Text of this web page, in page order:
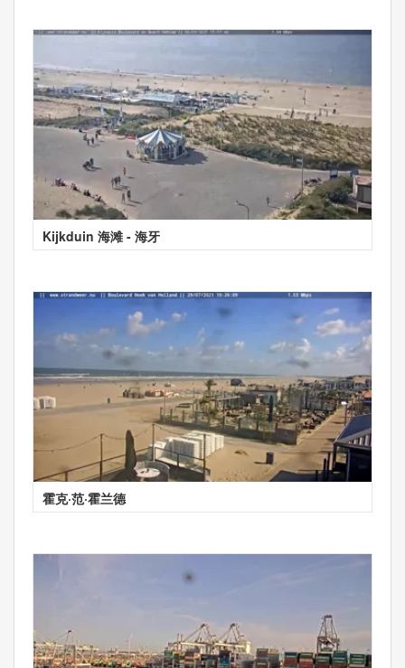
Kijkduin 海滩 - 海牙
霍克·范·霍兰德